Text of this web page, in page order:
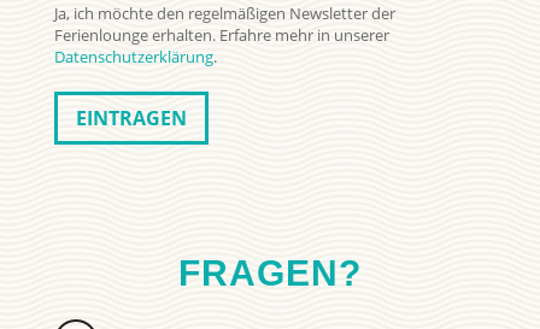
Ja, ich möchte den regelmäßigen Newsletter der
Ferienlounge erhalten. Erfahre mehr in unserer
Datenschutzerklärung.
FRAGEN?